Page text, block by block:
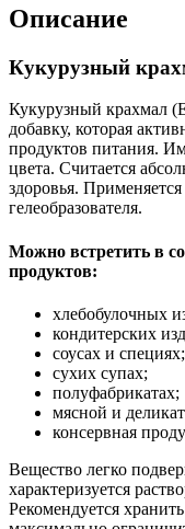
Описание
Кукурузный
Кукурузный крахмал
добавку, которая
продуктов питания.
цвета. Считается
здоровья. Применяется
гелеобразователя.
Можно встретить в
продуктов:
хлебобулочных
кондитерских
соусах и специях;
сухих супах;
полуфабрикатах;
мясной и
консервная
Вещество легко
характеризуется
Рекомендуется